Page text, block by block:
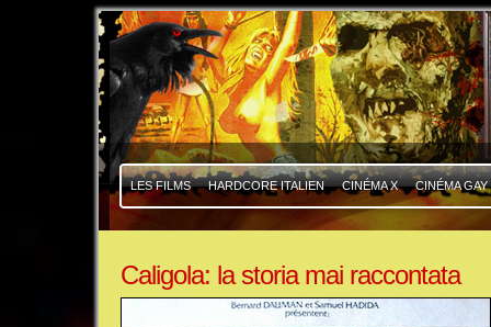
LES FILMS HARDCORE ITALIEN CINÉMA X CINÉMA GAY
Caligola: la storia mai raccontata